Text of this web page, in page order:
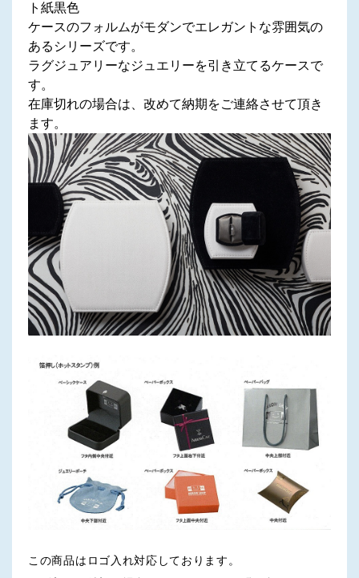
ト紙黒色
ケースのフォルムがモダンでエレガントな雰囲気の
あるシリーズです。
ラグジュアリーなジュエリーを引き立てるケースで
す。
在庫切れの場合は、改めて納期をご連絡させて頂き
ます。
この商品はロゴ入れ対応しております。